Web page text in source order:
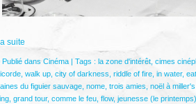
suite
Publié dans Cinéma| Tags : la zone d'intérêt, cimes
, walk up, city of darkness riddle of fire, in water,
du figuier sauvage, nome, trois amies noël à
, grand tour, comme le feu, flow, jeunesse (le printemps)